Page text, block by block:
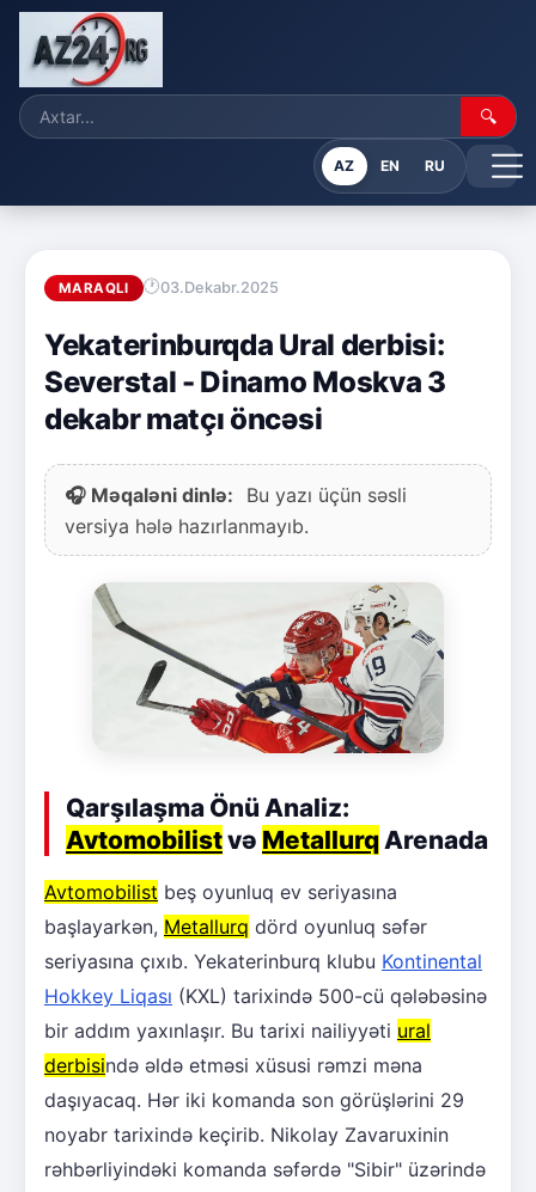
🔍
AZ EN RU
MARAQLI 03.Dekabr.2025
Yekaterinburqda Ural derbisi:
Severstal - Dinamo Moskva 3
dekabr matçı öncəsi
🎧 Məqaləni dinlə:
Bu yazı üçün səsli
versiya hələ hazırlanmayıb.
Qarşılaşma Önü Analiz:
Avtomobilistvə MetallurqArenada
Avtomobilist beş oyunluq ev seriyasına
başlayarkən, Metallurq dörd oyunluq səfər
seriyasına çıxıb. Yekaterinburq klubu Kontinental
Hokkey Liqası (KXL) tarixində 500-cü qələbəsinə
bir addım yaxınlaşır. Bu tarixi nailiyyəti ural
derbisində əldə etməsi xüsusi rəmzi məna
daşıyacaq. Hər iki komanda son görüşlərini 29
noyabr tarixində keçirib. Nikolay Zavaruxinin
rəhbərliyindəki komanda səfərdə "Sibir" üzərində